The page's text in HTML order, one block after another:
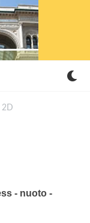
2D
- nuoto -